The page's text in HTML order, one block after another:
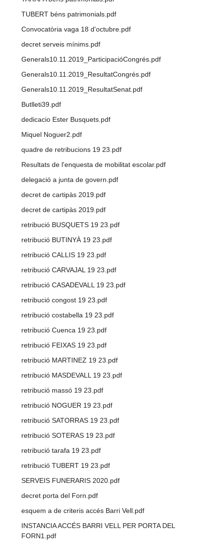
TUBERT béns patrimonials.pdf
Convocatòria vaga 18 d'octubre.pdf
decret serveis mínims.pdf
Generals10.11.2019_ParticipacióCongrés.pdf
Generals10.11.2019_ResultatCongrés.pdf
Generals10.11.2019_ResultatSenat.pdf
Butlleti39.pdf
dedicacio Ester Busquets.pdf
Miquel Noguer2.pdf
quadre de retribucions 19 23.pdf
Resultats de l'enquesta de mobilitat escolar.pdf
delegació a junta de govern.pdf
decret de cartipàs 2019.pdf
decret de cartipàs 2019.pdf
retribució BUSQUETS 19 23.pdf
retribució BUTINYÀ 19 23.pdf
retribució CALLIS 19 23.pdf
retribució CARVAJAL 19 23.pdf
retribució CASADEVALL 19 23.pdf
retribució congost 19 23.pdf
retribució costabella 19 23.pdf
retribució Cuenca 19 23.pdf
retribució FEIXAS 19 23.pdf
retribució MARTINEZ 19 23.pdf
retribució MASDEVALL 19 23.pdf
retribució massó 19 23.pdf
retribució NOGUER 19 23.pdf
retribució SATORRAS 19 23.pdf
retribució SOTERAS 19 23.pdf
retribució tarafa 19 23.pdf
retribució TUBERT 19 23.pdf
SERVEIS FUNERARIS 2020.pdf
decret porta del Forn.pdf
esquem a de criteris accés Barri Vell.pdf
INSTANCIA ACCÉS BARRI VELL PER PORTA DEL
FORN1.pdf